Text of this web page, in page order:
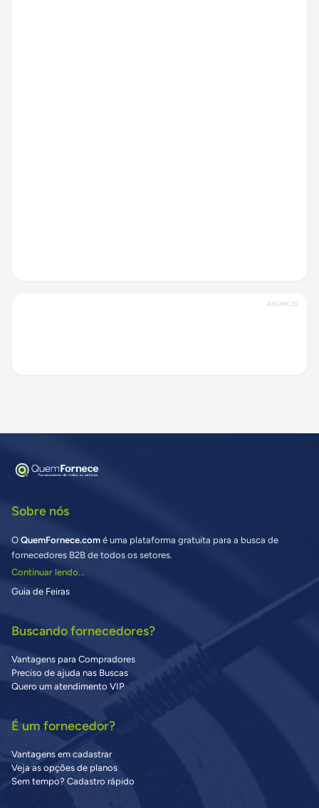
ANÚNCIO
Sobre nós
O QuemFornece.com é uma plataforma gratuita para a busca de
fornecedores B2B de todos os setores.
Continuar lendo...
Guia de Feiras
Buscando fornecedores?
Vantagens para Compradores
Preciso de ajuda nas Buscas
Quero um atendimento VIP
É um fornecedor?
Vantagens em cadastrar
Veja as opções de planos
Sem tempo? Cadastro rápido